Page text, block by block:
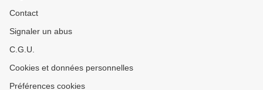
Contact
Signaler un abus
C.G.U.
Cookies et données personnelles
Préférences cookies